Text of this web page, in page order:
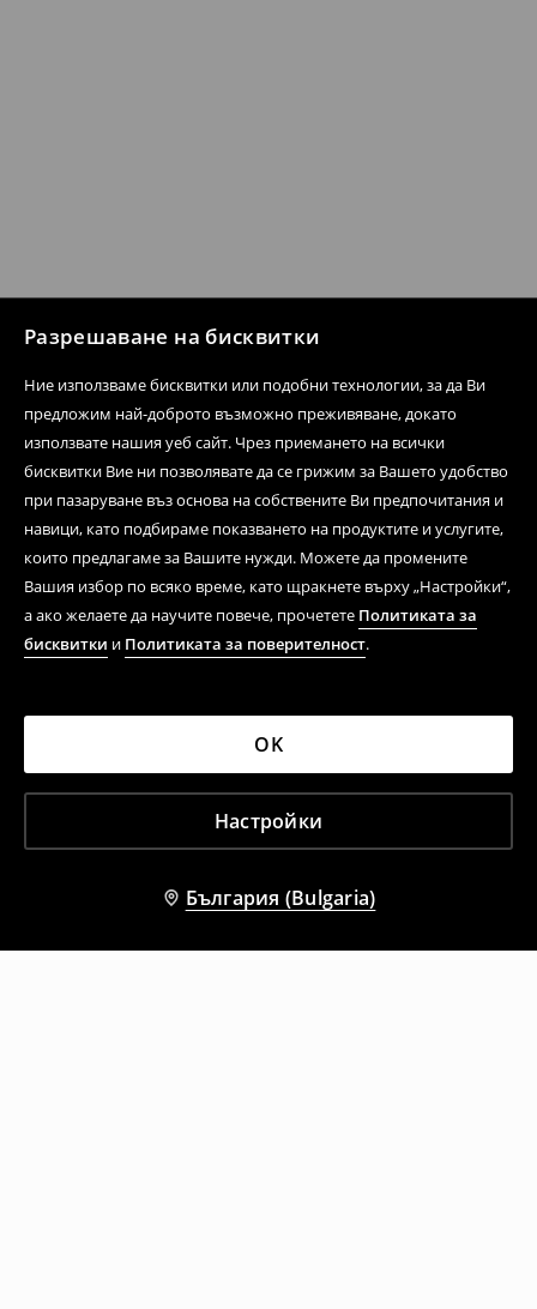
Разрешаване на бисквитки
Ние използваме бисквитки или подобни технологии, за да Ви
предложим най-доброто възможно преживяване, докато
използвате нашия уеб сайт. Чрез приемането на всички
бисквитки Вие ни позволявате да се грижим за Вашето удобство
при пазаруване въз основа на собствените Ви предпочитания и
навици, като подбираме показването на продуктите и услугите,
които предлагаме за Вашите нужди. Можете да промените
Вашия избор по всяко време, като щракнете върху „Настройки“,
а ако желаете да научите повече, прочетете Политиката за
бисквитки и Политиката за поверителност.
Настройки
OK
България (Bulgaria)